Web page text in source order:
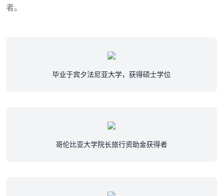
者。
毕业于宾夕法尼亚大学，获得硕士学位
哥伦比亚大学院长旅行资助金获得者